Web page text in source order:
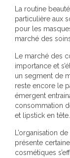
La routine
particulière aux
pour les
marché des
Le marché des
importance et
un segment de
reste encore le
émergent
consommation
et lipstick en tête.
L’organisation
présente
cosmétiques